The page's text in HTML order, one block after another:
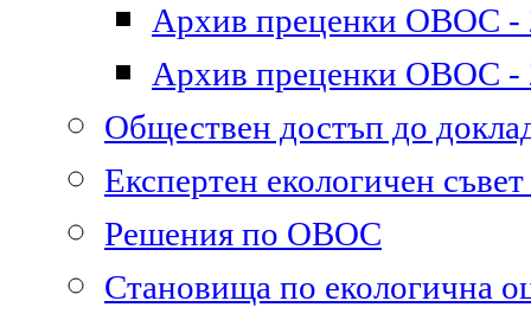
Архив преценки ОВОС -
Архив преценки ОВОС -
Обществен достъп до
Експертен екологичен
Решения по ОВОС
Становища по екологична